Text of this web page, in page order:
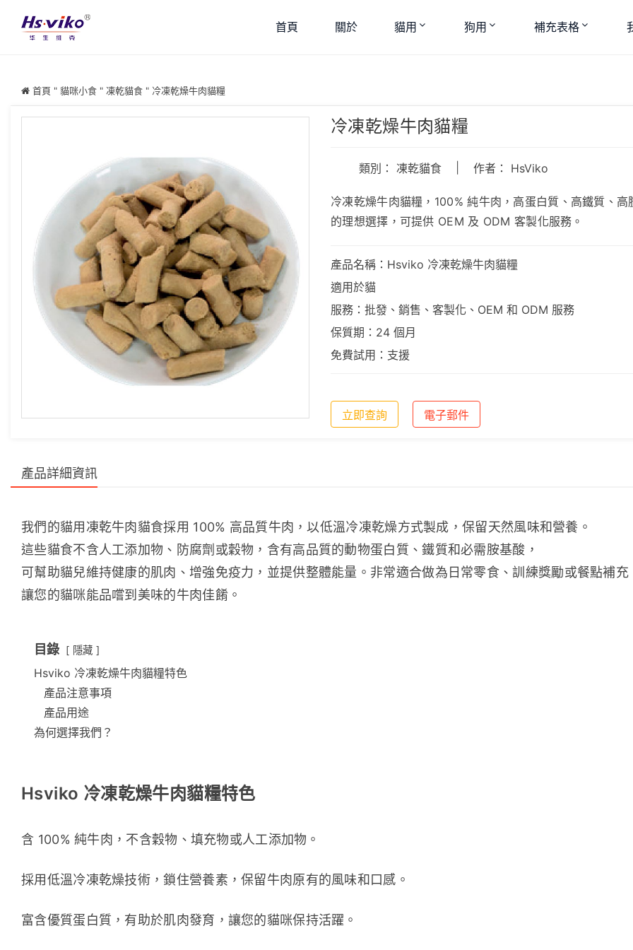
首頁 關於 貓用 狗用 補充表格
首頁 " 貓咪小食 " 凍乾貓食 " 冷凍乾燥牛肉貓糧
冷凍乾燥牛肉貓糧
類別： 凍乾貓食 作者： HsViko
冷凍乾燥牛肉貓糧，100% 純牛肉，高蛋白質、高鐵質、
的理想選擇，可提供 OEM 及 ODM 客製化服務。
產品名稱：Hsviko 冷凍乾燥牛肉貓糧
適用於貓
服務：批發、銷售、客製化、OEM 和 ODM 服務
保質期：24 個月
免費試用：支援
立即查詢 電子郵件
產品詳細資訊
我們的貓用凍乾牛肉貓食採用 100% 高品質牛肉，以低溫冷凍乾燥方式製成，保留天然風味和營養。
這些貓食不含人工添加物、防腐劑或穀物，含有高品質的動物蛋白質、鐵質和必需胺基酸，
可幫助貓兒維持健康的肌肉、增強免疫力，並提供整體能量。非常適合做為日常零食、訓練獎勵或餐點補充
讓您的貓咪能品嚐到美味的牛肉佳餚。
目錄 隱藏
Hsviko 冷凍乾燥牛肉貓糧特色
產品注意事項
產品用途
為何選擇我們？
Hsviko 冷凍乾燥牛肉貓糧特色
含 100% 純牛肉，不含穀物、填充物或人工添加物。
採用低溫冷凍乾燥技術，鎖住營養素，保留牛肉原有的風味和口感。
富含優質蛋白質，有助於肌肉發育，讓您的貓咪保持活躍。